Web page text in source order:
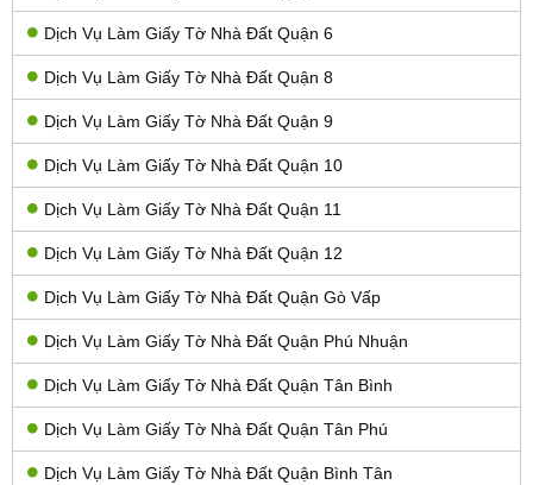
Dịch Vụ Làm Giấy Tờ Nhà Đất Quận 6
Dịch Vụ Làm Giấy Tờ Nhà Đất Quận 8
Dịch Vụ Làm Giấy Tờ Nhà Đất Quận 9
Dịch Vụ Làm Giấy Tờ Nhà Đất Quận 10
Dịch Vụ Làm Giấy Tờ Nhà Đất Quận 11
Dịch Vụ Làm Giấy Tờ Nhà Đất Quận 12
Dịch Vụ Làm Giấy Tờ Nhà Đất Quận Gò Vấp
Dịch Vụ Làm Giấy Tờ Nhà Đất Quận Phú Nhuận
Dịch Vụ Làm Giấy Tờ Nhà Đất Quận Tân Bình
Dịch Vụ Làm Giấy Tờ Nhà Đất Quận Tân Phú
Dịch Vụ Làm Giấy Tờ Nhà Đất Quận Bình Tân